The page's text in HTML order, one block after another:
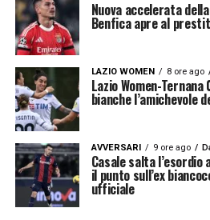
Nuova accelerata
Benfica apre al
LAZIO WOMEN 8 ore ago
Lazio Women-
bianche l’amichevole
AVVERSARI 9 ore ago
Casale salta
il punto sull’ex
ufficiale